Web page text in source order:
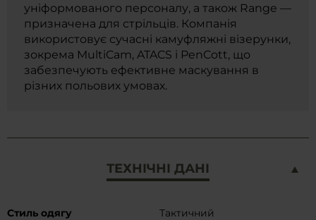
уніформованого персоналу, а також Range —
призначена для стрільців. Компанія
використовує сучасні камуфляжні візерунки,
зокрема MultiCam, ATACS і PenCott, що
забезпечують ефективне маскування в
різних польових умовах.
ТЕХНІЧНІ ДАНІ
Докладніше
Стиль одягу
Тактичний